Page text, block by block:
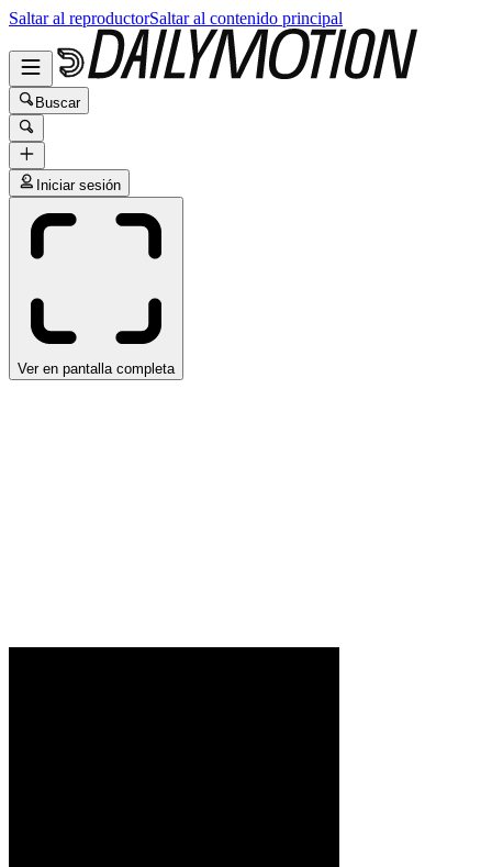
Saltar al reproductorSaltar al contenido principal
Buscar
Iniciar sesión
Ver en pantalla completa